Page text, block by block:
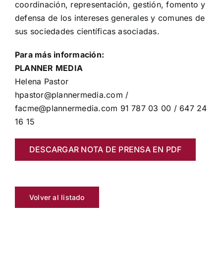
coordinación, representación, gestión, fomento y
defensa de los intereses generales y comunes de
sus sociedades científicas asociadas.
Para más información:
PLANNER MEDIA
Helena Pastor
hpastor@plannermedia.com /
facme@plannermedia.com 91 787 03 00 / 647 24
16 15
DESCARGAR NOTA DE PRENSA EN PDF
Volver al listado